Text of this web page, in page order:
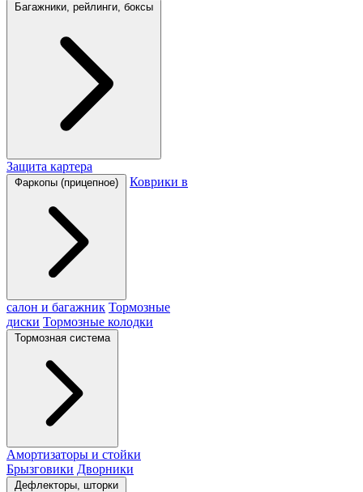
Багажники, рейлинги, боксы
Защита картера
Фаркопы (прицепное) Коврики в
салон и багажник Тормозные
диски Тормозные колодки
Тормозная система
Амортизаторы и стойки
Брызговики Дворники
Дефлекторы, шторки